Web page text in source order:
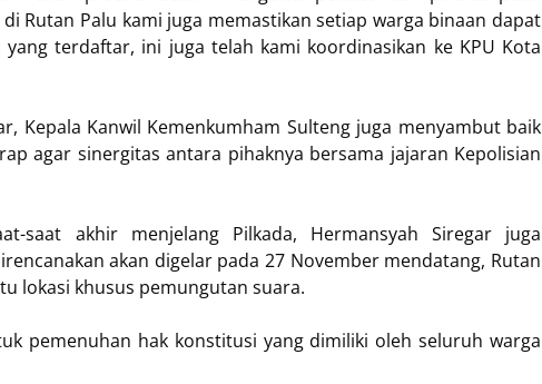
Rutan Palu kami juga memastikan setiap warga binaan dapat
terdaftar, ini juga telah kami koordinasikan ke KPU Kota
Kepala Kanwil Kemenkumham Sulteng juga menyambut baik
agar sinergitas antara pihaknya bersama jajaran Kepolisian
saat akhir menjelang Pilkada, Hermansyah Siregar juga
akan digelar pada 27 November mendatang, Rutan
lokasi khusus pemungutan suara.
pemenuhan hak konstitusi yang dimiliki oleh seluruh warga